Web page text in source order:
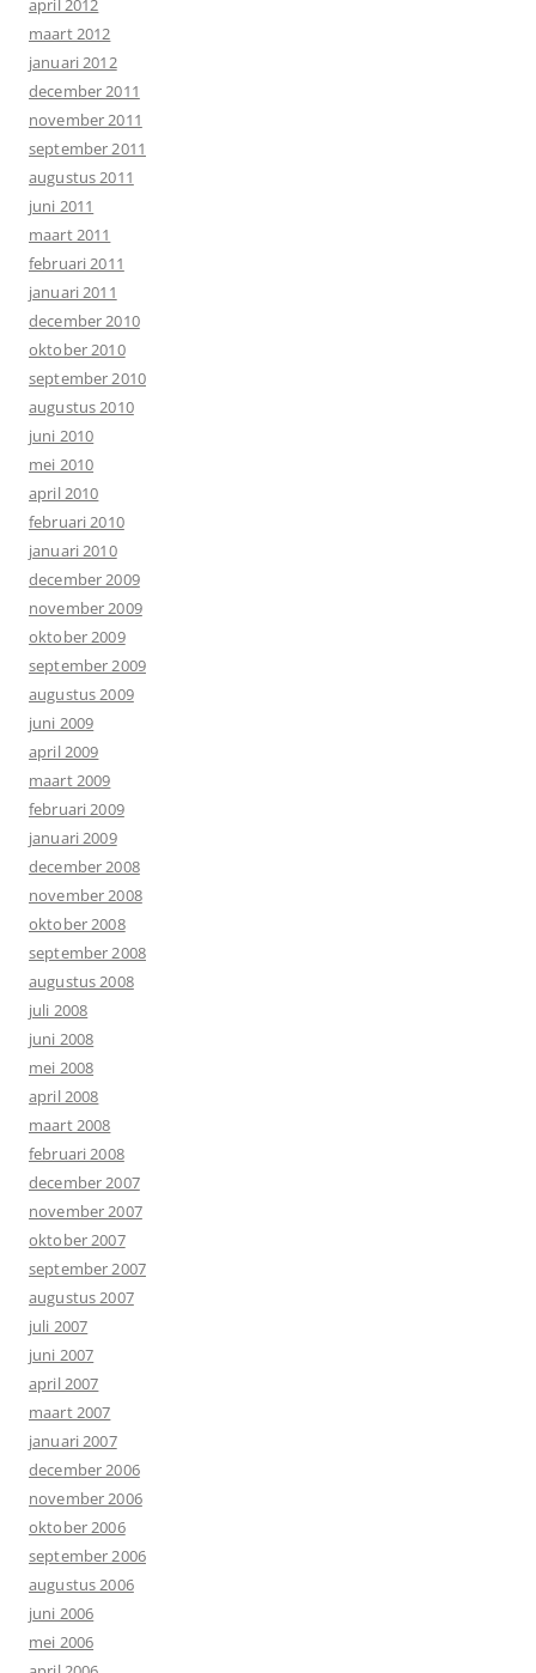
maart 2012
januari 2012
december 2011
november 2011
september 2011
augustus 2011
juni 2011
maart 2011
februari 2011
januari 2011
december 2010
oktober 2010
september 2010
augustus 2010
juni 2010
mei 2010
april 2010
februari 2010
januari 2010
december 2009
november 2009
oktober 2009
september 2009
augustus 2009
juni 2009
april 2009
maart 2009
februari 2009
januari 2009
december 2008
november 2008
oktober 2008
september 2008
augustus 2008
juli 2008
juni 2008
mei 2008
april 2008
maart 2008
februari 2008
december 2007
november 2007
oktober 2007
september 2007
augustus 2007
juli 2007
juni 2007
april 2007
maart 2007
januari 2007
december 2006
november 2006
oktober 2006
september 2006
augustus 2006
juni 2006
mei 2006